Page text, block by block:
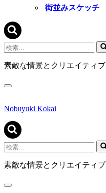
街並みスケッチ
検
索...
素敵な情景とクリエイティブ
ナ
ゲ
シ
ョ
ン
メ
ニ
ュ
Nobuyuki Kokai
検
索...
素敵な情景とクリエイティブ
ナ